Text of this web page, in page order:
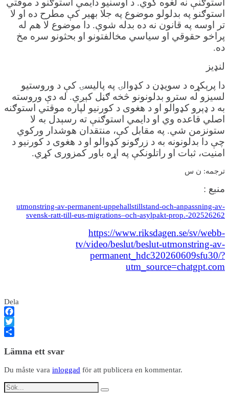
استوګنې نه لغوه کوي. د اوسنیو دایمي استوګنو د موقتي
استوګنو په بدلولو موضوع په جلا بهیر کې مطرح ده او لا
تر اوسه په قانون نه ده بدله شوې. دا موضوع لا هم له
پراخو حقوقي او سیاسي مخالفتونو او بحثونو سره مخ
ده.
لنډیز
دا پرېکړه د سویډن د کډوالۍ په پالیسۍ کې د وروستیو
لسیزو له سترو بدلونونو څخه ګڼل کېږي. له دې وروسته
به د ډېرو کډوالو او د هغوی د کورنیو لپاره موقتي استوګنه
اصلي قاعده وي او دایمي استوګنې ته رسېدل به لا
ستونزمن شي. په مقابل کې، منتقدان هوشدار ورکوي
چې دا بدلونونه به د زرګونو کډوالو او د هغوی د کورنیو د
امنیت، ثبات او راتلونکې په اړه باور کمزوری کړي.
ترجمه: ن س
منبع :
utmonstring-av-permanent-uppehallstillstand-och-anpassning-av-
svensk-ratt-till-eus-migrations–och-asylpakt-prop.-202526262
https://www.riksdagen.se/sv/webb-
tv/video/beslut/beslut-utmonstring-av-
permanent_hdc320260609sfu30/?
utm_source=chatgpt.com
Dela
Facebook
Twitter
Lämna ett svar
Du måste vara inloggad för att publicera en kommentar.